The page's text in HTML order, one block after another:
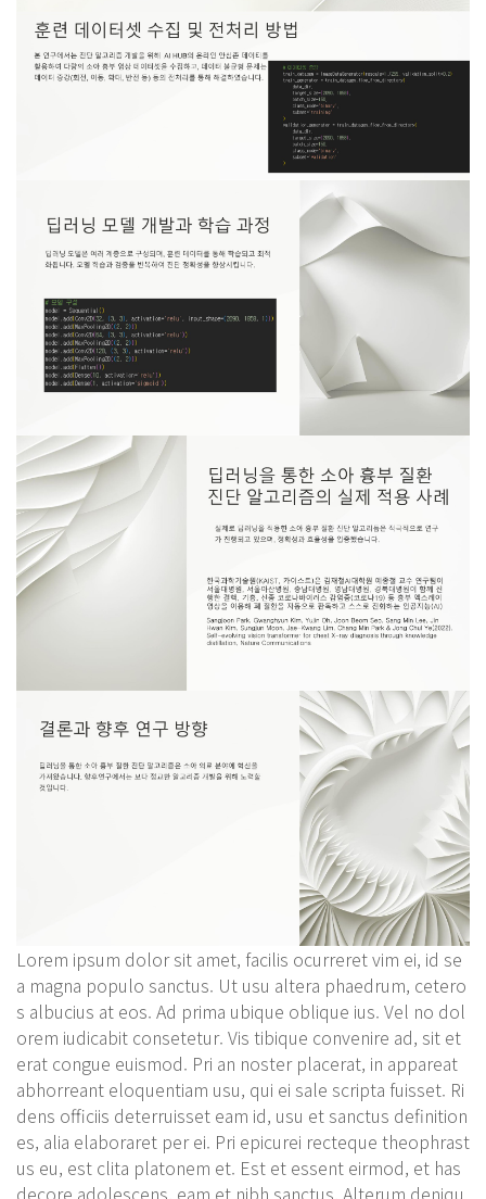
Lorem ipsum dolor sit amet, facilis ocurreret vim ei, id se
a magna populo sanctus. Ut usu altera phaedrum, cetero
s albucius at eos. Ad prima ubique oblique ius. Vel no dol
orem iudicabit consetetur. Vis tibique convenire ad, sit et
erat congue euismod. Pri an noster placerat, in appareat
abhorreant eloquentiam usu, qui ei sale scripta fuisset. Ri
dens officiis deterruisset eam id, usu et sanctus definition
es, alia elaboraret per ei. Pri epicurei recteque theophrast
us eu, est clita platonem et. Est et essent eirmod, et has